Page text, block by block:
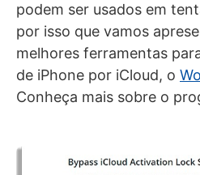
podem ser usados em
por isso que vamos
melhores ferramentas
de iPhone por iCloud, o
Conheça mais sobre o